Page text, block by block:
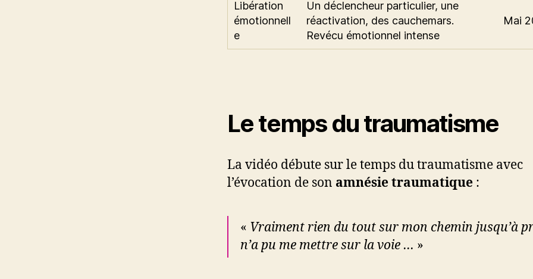
Libération
émotionnell
e
Un déclencheur particulier, une
réactivation, des cauchemars.
Revécu émotionnel intense
Mai
Le temps du traumatisme
La vidéo débute sur le temps du traumatisme avec
l’évocation de son amnésie traumatique :
« Vraiment rien du tout sur mon chemin jusqu’à
n’a pu me mettre sur la voie … »